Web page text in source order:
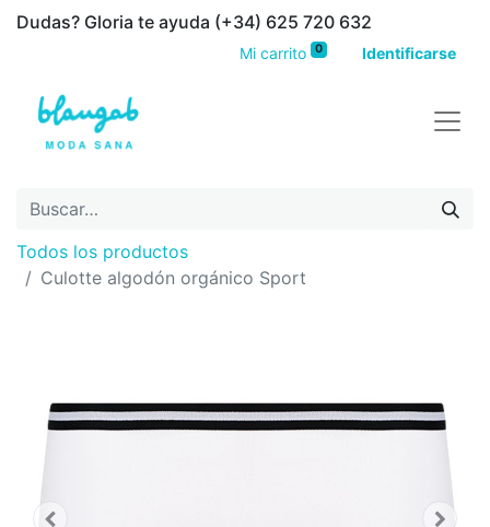
Dudas? Gloria te ayuda (+34) 625 720 632
Mi carrito 0 Identificarse
Todos los productos
Culotte algodón orgánico Sport